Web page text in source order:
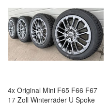
4x Original Mini F65 F66 F67
17 Zoll Winterräder U Spoke